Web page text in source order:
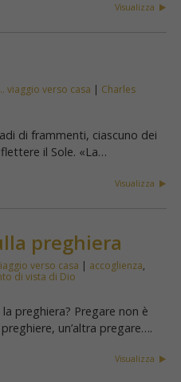
Visualizza
viaggio verso casa | Charles
di frammenti, ciascuno dei
il Sole. «La…
Visualizza
preghiera
verso casa | accoglienza,
di vista di Dio
la preghiera? Pregare non è
un’altra pregare….
Visualizza